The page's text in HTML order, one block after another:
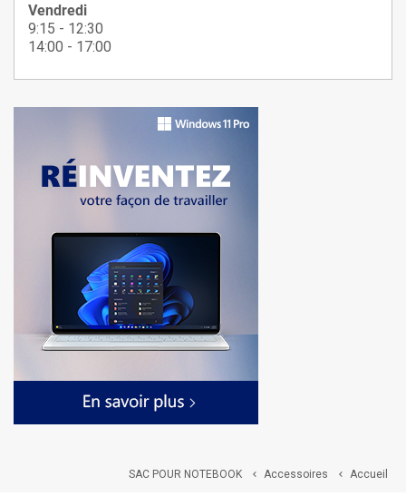
Vendredi
9:15 - 12:30
14:00 - 17:00
Accueil

Accessoires

SAC POUR NOTEBOOK